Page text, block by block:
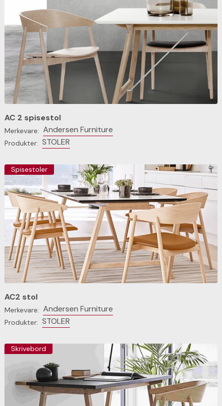
AC 2 spisestol
Merkevare: Andersen Furniture
Produkter: STOLER
Spisestoler
AC2 stol
Merkevare: Andersen Furniture
Produkter: STOLER
Skrivebord